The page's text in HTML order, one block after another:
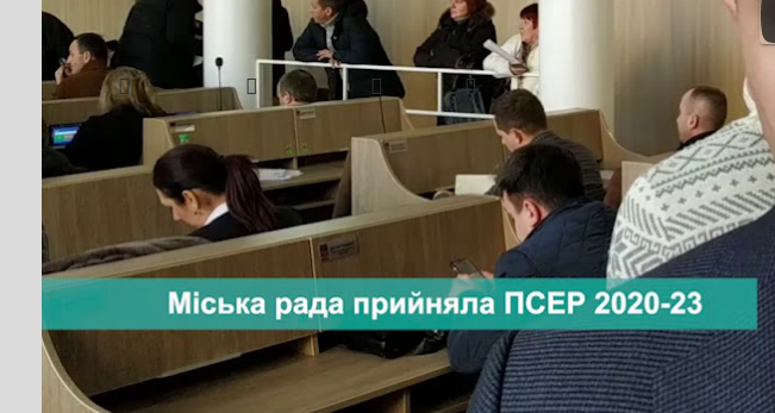
Надіслати друзям
Facebook Telegram Друк Більше
Навігація
записів
Пам’ять жива. Сміляни вшанували пам’ять жертв Голокосту
Від editor